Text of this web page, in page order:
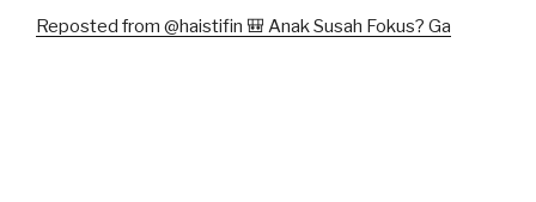
Reposted from @haistifin 🎒 Anak Susah Fokus? Ga